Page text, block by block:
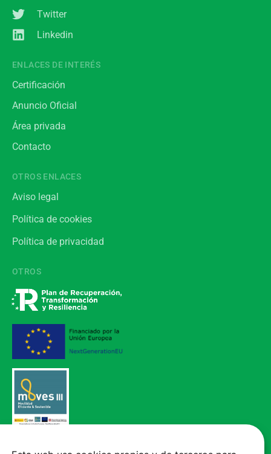
Twitter
Linkedin
ENLACES DE INTERÉS
Certificación
Anuncio Oficial
Área privada
Contacto
OTROS ENLACES
Aviso legal
Política de cookies
Política de privacidad
OTROS